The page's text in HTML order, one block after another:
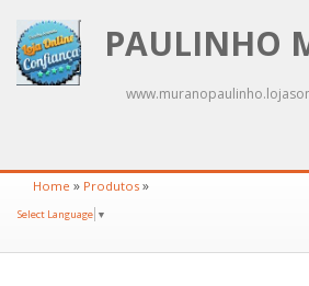
PAULINHO
Home » Produtos »
Select Language ▼